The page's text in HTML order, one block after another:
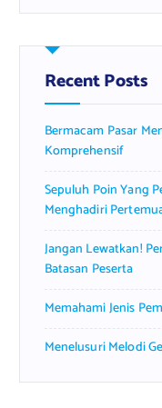
r
h
f
o
:
Recent Posts
Bermacam Pasar
Komprehensif
Sepuluh Poin Yang
Menghadiri
Jangan Lewatkan!
Batasan Peserta
Memahami Jenis
Menelusuri Melodi